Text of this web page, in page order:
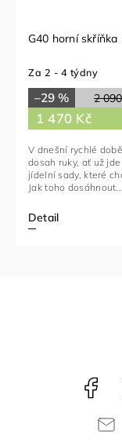
G40 horní
Za 2 - 4 týdny
2
–29 %
1 470 Kč
Detail
V dnešní rychlé
dosah ruky, ať už
jídelní sady, které
Jak toho dosáhnout...